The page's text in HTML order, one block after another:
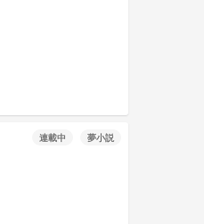
連載中 夢小説